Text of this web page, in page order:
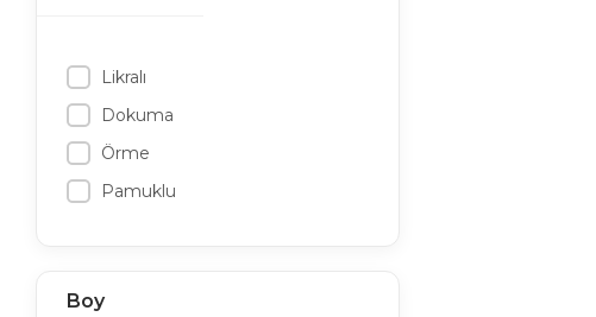
Likralı
Dokuma
Örme
Pamuklu
Boy